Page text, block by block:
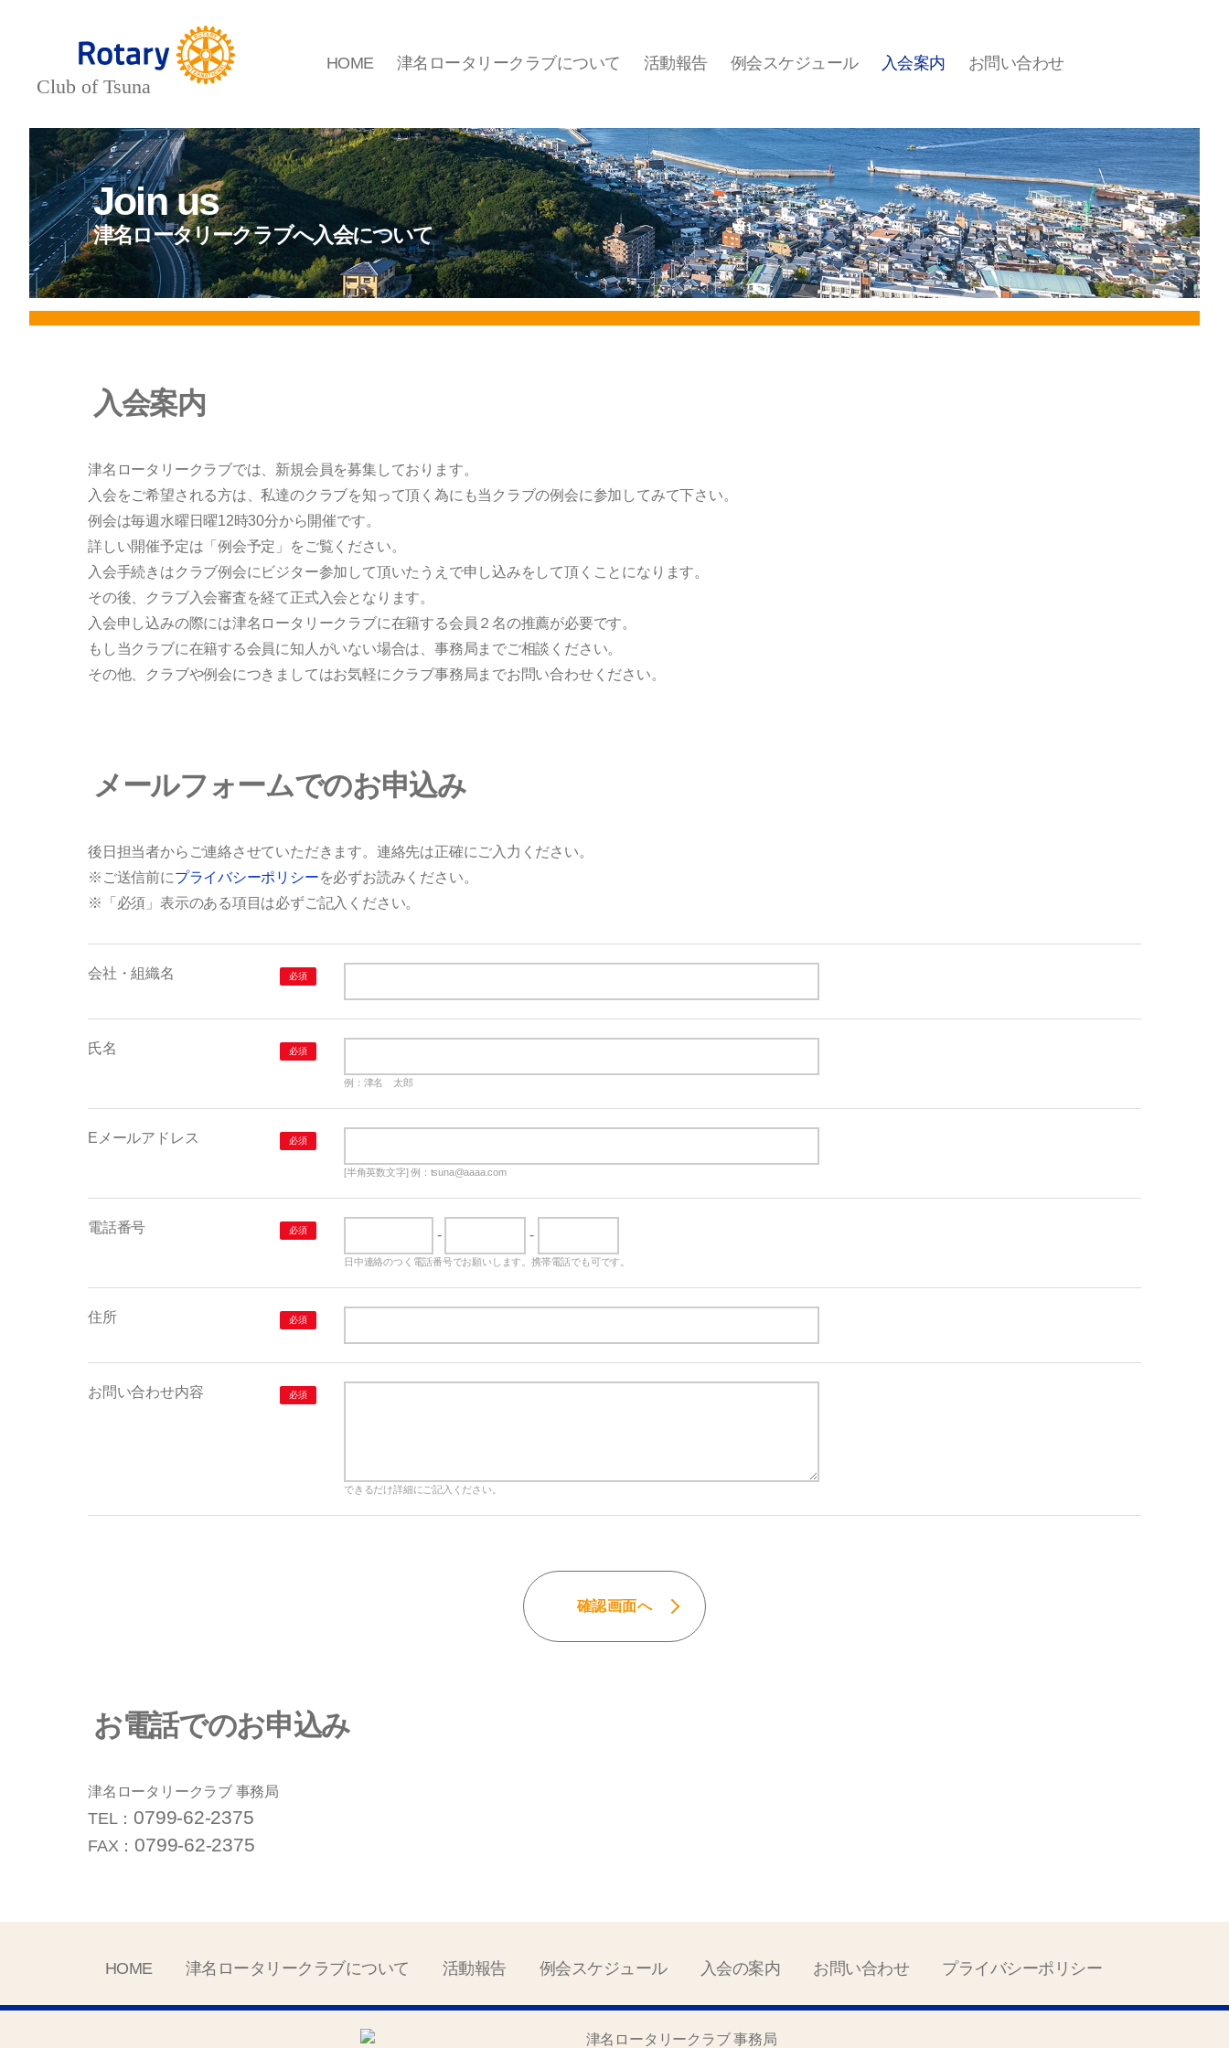
Tsuna
-
名
ロ
ー
タ
リ
ー
ク
ラ
ブ-
HOME 津名ロータリークラブについて 活動報告 例会スケジュール 入会案内 お問い合わせ
Join us
津名ロータリークラブへ入会について
入会案内
津名ロータリークラブでは、新規会員を募集しております。
入会をご希望される方は、私達のクラブを知って頂く為にも当クラブの例会に参加してみて下さい。
例会は毎週水曜日曜12時30分から開催です。
詳しい開催予定は「例会予定」をご覧ください。
入会手続きはクラブ例会にビジター参加して頂いたうえで申し込みをして頂くことになります。
その後、クラブ入会審査を経て正式入会となります。
入会申し込みの際には津名ロータリークラブに在籍する会員２名の推薦が必要です。
もし当クラブに在籍する会員に知人がいない場合は、事務局までご相談ください。
その他、クラブや例会につきましてはお気軽にクラブ事務局までお問い合わせください。
メールフォームでのお申込み
後日担当者からご連絡させていただきます。連絡先は正確にご入力ください。
※ご送信前にプライバシーポリシーを必ずお読みください。
※「必須」表示のある項目は必ずご記入ください。
必須
会社・組織名
必須
氏名
例：津名 太郎
必須
Eメールアドレス
[半角英数文字] 例：tsuna@aaaa.com
必須
電話番号 - -
日中連絡のつく電話番号でお願いします。携帯電話でも可です。
必須
住所
必須
お問い合わせ内容
できるだけ詳細にご記入ください。
お電話でのお申込み
津名ロータリークラブ 事務局
TEL： 0799-62-2375
FAX： 0799-62-2375
HOME 津名ロータリークラブについて 活動報告 例会スケジュール 入会の案内 お問い合わせ プライバシーポリシー
津名ロータリークラブ 事務局